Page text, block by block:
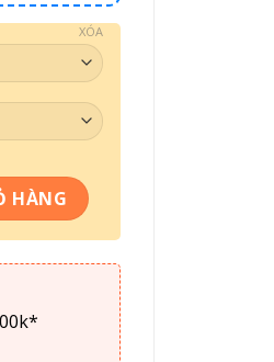
XÓA
Bida 029 số lượng
HÀNG